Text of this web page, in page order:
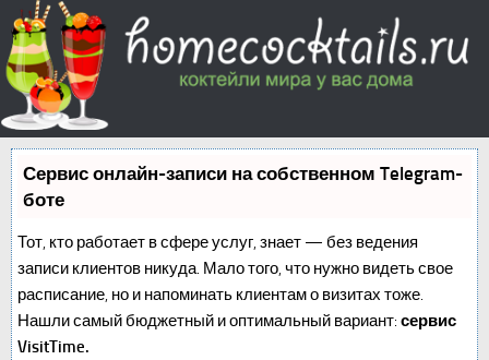
Сервис онлайн-записи на собственном Telegram-
боте
Тот, кто работает в сфере услуг, знает — без ведения
записи клиентов никуда. Мало того, что нужно видеть свое
расписание, но и напоминать клиентам о визитах тоже.
Нашли самый бюджетный и оптимальный вариант: сервис
VisitTime.